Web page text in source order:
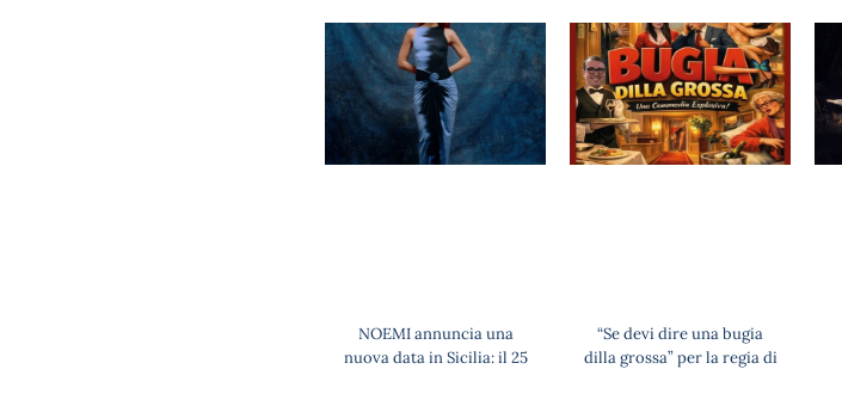
NOEMI annuncia una
nuova data in Sicilia: il 25
“Se devi dire una bugia
dilla grossa” per la regia di